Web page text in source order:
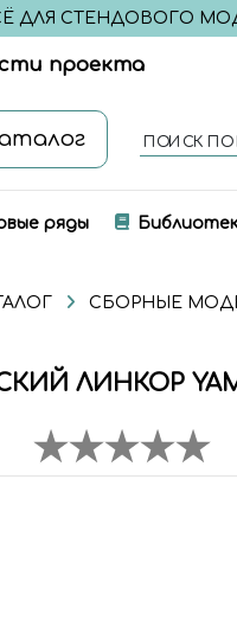
ДЛЯ СТЕНДОВОГО
проекта
ПОИСК ПО
ряды
СБОРНЫЕ
ЛИНКОР